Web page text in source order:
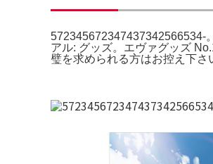
572345672347437342566534-
アル: グッズ。エヴァグッズ
璧を求められる方はお控え下